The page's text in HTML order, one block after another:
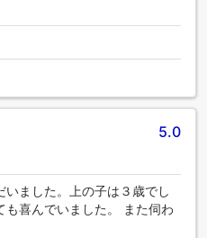
5.0
ました。上の子は３歳でし
も喜んでいました。 また伺わ